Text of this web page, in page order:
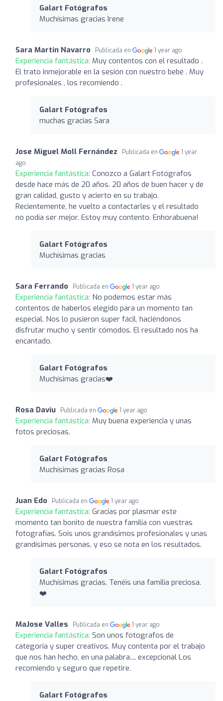
Galart Fotógrafos
Muchísimas gracias Irene
Sara Martin Navarro Publicada en 1 year ago
Experiencia fantástica: Muy contentos con el resultado .
El trato inmejorable en la sesión con nuestro bebé . Muy
profesionales , los recomiendo .
Galart Fotógrafos
muchas gracias Sara
Jose Miguel Moll Fernández Publicada en
1 year
ago
Experiencia fantástica: Conozco a Galart Fotógrafos
desde hace más de 20 años. 20 años de buen hacer y de
gran calidad, gusto y acierto en su trabajo.
Recientemente, he vuelto a contactarles y el resultado
no podía ser mejor. Estoy muy contento. Enhorabuena!
Galart Fotógrafos
Muchísimas gracias
Sara Ferrando Publicada en 1 year ago
Experiencia fantástica: No podemos estar más
contentos de haberlos elegido para un momento tan
especial. Nos lo pusieron super fácil, haciéndonos
disfrutar mucho y sentir cómodos. El resultado nos ha
encantado.
Galart Fotógrafos
Muchísimas gracias❤️
Rosa Daviu Publicada en 1 year ago
Experiencia fantástica: Muy buena experiencia y unas
fotos preciosas.
Galart Fotógrafos
Muchísimas gracias Rosa
Juan Edo Publicada en 1 year ago
Experiencia fantástica: Gracias por plasmar este
momento tan bonito de nuestra familia con vuestras
fotografías. Sois unos grandísimos profesionales y unas
grandísimas personas, y eso se nota en los resultados.
Galart Fotógrafos
Muchísimas gracias. Tenéis una familia preciosa.
❤️
MaJose Valles Publicada en 1 year ago
Experiencia fantástica: Son unos fotografos de
categoria y super creativos. Muy contenta por el trabajo
que nos han hecho, en una palabra.... excepcional Los
recomiendo y seguro que repetire.
Galart Fotógrafos